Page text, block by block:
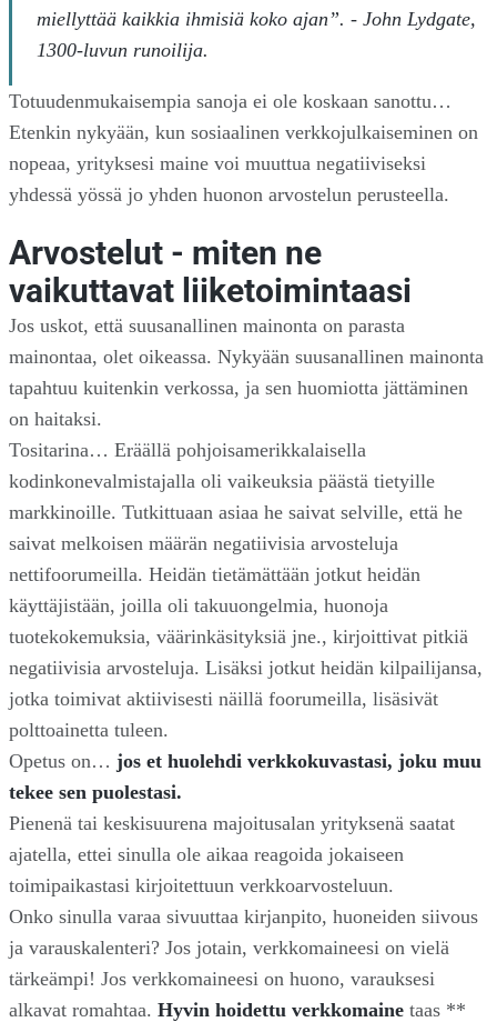
miellyttää kaikkia ihmisiä koko ajan”. - John Lydgate,
1300-luvun runoilija.
Totuudenmukaisempia sanoja ei ole koskaan sanottu…
Etenkin nykyään, kun sosiaalinen verkkojulkaiseminen on
nopeaa, yrityksesi maine voi muuttua negatiiviseksi
yhdessä yössä jo yhden huonon arvostelun perusteella.
Arvostelut - miten ne
vaikuttavat liiketoimintaasi
Jos uskot, että suusanallinen mainonta on parasta
mainontaa, olet oikeassa. Nykyään suusanallinen mainonta
tapahtuu kuitenkin verkossa, ja sen huomiotta jättäminen
on haitaksi.
Tositarina… Eräällä pohjoisamerikkalaisella
kodinkonevalmistajalla oli vaikeuksia päästä tietyille
markkinoille. Tutkittuaan asiaa he saivat selville, että he
saivat melkoisen määrän negatiivisia arvosteluja
nettifoorumeilla. Heidän tietämättään jotkut heidän
käyttäjistään, joilla oli takuuongelmia, huonoja
tuotekokemuksia, väärinkäsityksiä jne., kirjoittivat pitkiä
negatiivisia arvosteluja. Lisäksi jotkut heidän kilpailijansa,
jotka toimivat aktiivisesti näillä foorumeilla, lisäsivät
polttoainetta tuleen.
Opetus on… jos et huolehdi verkkokuvastasi, joku muu
tekee sen puolestasi.
Pienenä tai keskisuurena majoitusalan yrityksenä saatat
ajatella, ettei sinulla ole aikaa reagoida jokaiseen
toimipaikastasi kirjoitettuun verkkoarvosteluun.
Onko sinulla varaa sivuuttaa kirjanpito, huoneiden siivous
ja varauskalenteri? Jos jotain, verkkomaineesi on vielä
tärkeämpi! Jos verkkomaineesi on huono, varauksesi
alkavat romahtaa. Hyvin hoidettu verkkomaine taas **